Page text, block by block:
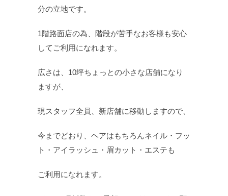
分の立地です。
1階路面店の為、階段が苦手なお客様も安心
してご利用になれます。
広さは、10坪ちょっとの小さな店舗になり
ますが、
現スタッフ全員、新店舗に移動しますので、
今までどおり、ヘアはもちろんネイル・フッ
ト・アイラッシュ・眉カット・エステも
ご利用になれます。